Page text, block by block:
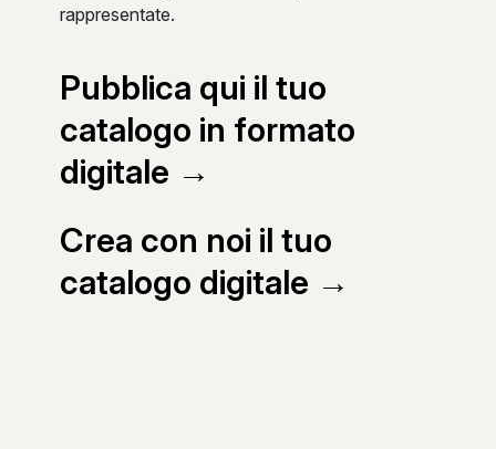
rappresentate.
Pubblica qui il tuo
catalogo in formato
digitale →
Crea con noi il tuo
catalogo digitale →